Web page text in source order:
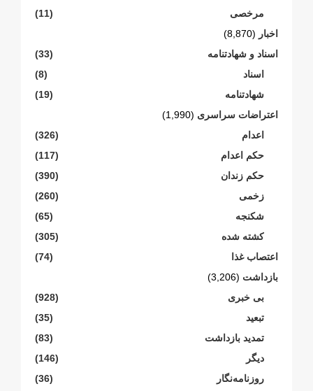
مرخصی
(11)
اخبار (8,870)
اسناد و شهادتنامە
(33)
اسناد
(8)
شهادتنامە
(19)
اعتراضات سراسری (1,990)
اعدام
(326)
حکم اعدام
(117)
حکم زندان
(390)
زخمی
(260)
شکنجە
(65)
کشته شده
(305)
اعتصاب غذا
(74)
بازداشت (3,206)
بی خبری
(928)
تبعید
(35)
تمدید بازداشت
(83)
دیگر
(146)
روزنامەنگار
(36)